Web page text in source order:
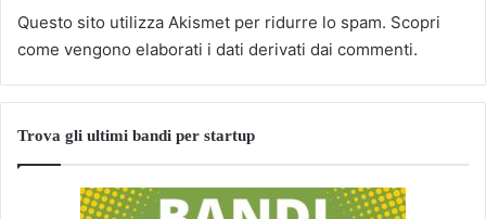
Questo sito utilizza Akismet per ridurre lo spam. Scopri
come vengono elaborati i dati derivati dai commenti.
Trova gli ultimi bandi per startup